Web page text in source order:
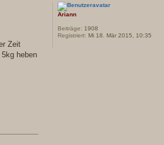
Zeit
heben
Ariann
Beiträge: 1908
Registriert: Mi 18. Mär 2015, 10:35